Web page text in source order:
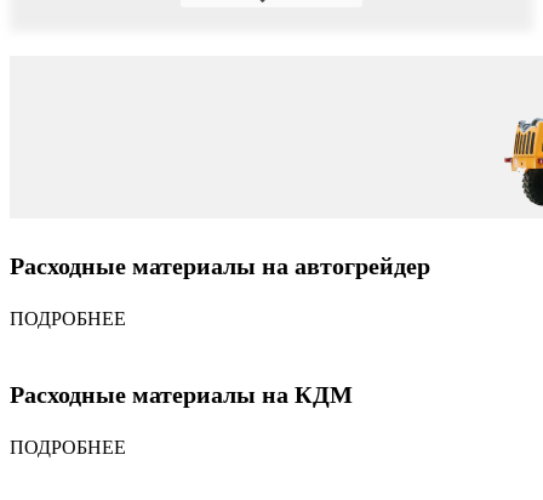
Расходные материалы на автогрейдер
ПОДРОБНЕЕ
Расходные материалы на КДМ
ПОДРОБНЕЕ